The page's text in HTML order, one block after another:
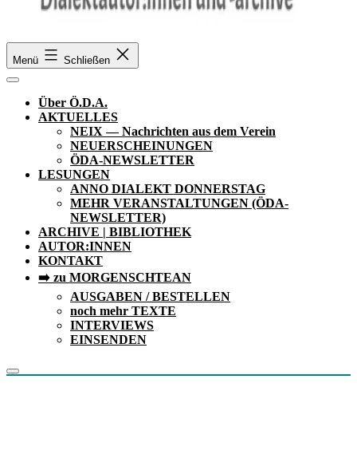
Ö.D.A.
Menü Schließen
Über Ö.D.A.
AKTUELLES
NEIX — Nachrichten aus dem Verein
NEUERSCHEINUNGEN
ÖDA-NEWSLETTER
LESUNGEN
ANNO DIALEKT DONNERSTAG
MEHR VERANSTALTUNGEN (ÖDA-
NEWSLETTER)
ARCHIVE | BIBLIOTHEK
AUTOR:INNEN
KONTAKT
➡️ zu MORGENSCHTEAN
AUSGABEN / BESTELLEN
noch mehr TEXTE
INTERVIEWS
EINSENDEN